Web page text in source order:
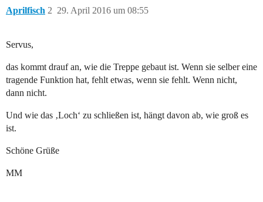
Aprilfisch 29. April 2016 um 08:55
2
Servus,
das kommt drauf an, wie die Treppe gebaut ist. Wenn sie selber eine
tragende Funktion hat, fehlt etwas, wenn sie fehlt. Wenn nicht,
dann nicht.
Und wie das ‚Loch‘ zu schließen ist, hängt davon ab, wie groß es
ist.
Schöne Grüße
MM